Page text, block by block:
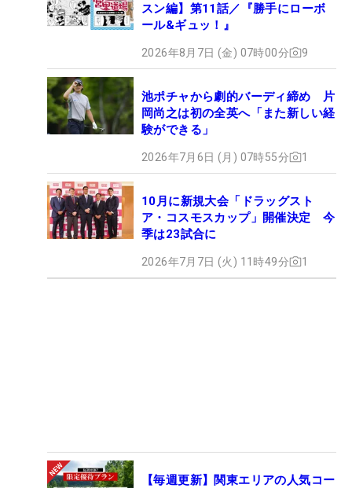
スン編】第11話／『勝手にローボ
ール&ギュッ！』
2026年8月7日 (金) 07時00分 9
池ポチャから劇的バーディ締め 片
岡尚之は初の全英へ「また新しい経
験ができる」
2026年7月6日 (月) 07時55分 1
10月に新規大会「ドラッグスト
ア・コスモスカップ」開催決定 今
季は23試合に
2026年7月7日 (火) 11時49分 1
【毎週更新】関東エリアの人気コー